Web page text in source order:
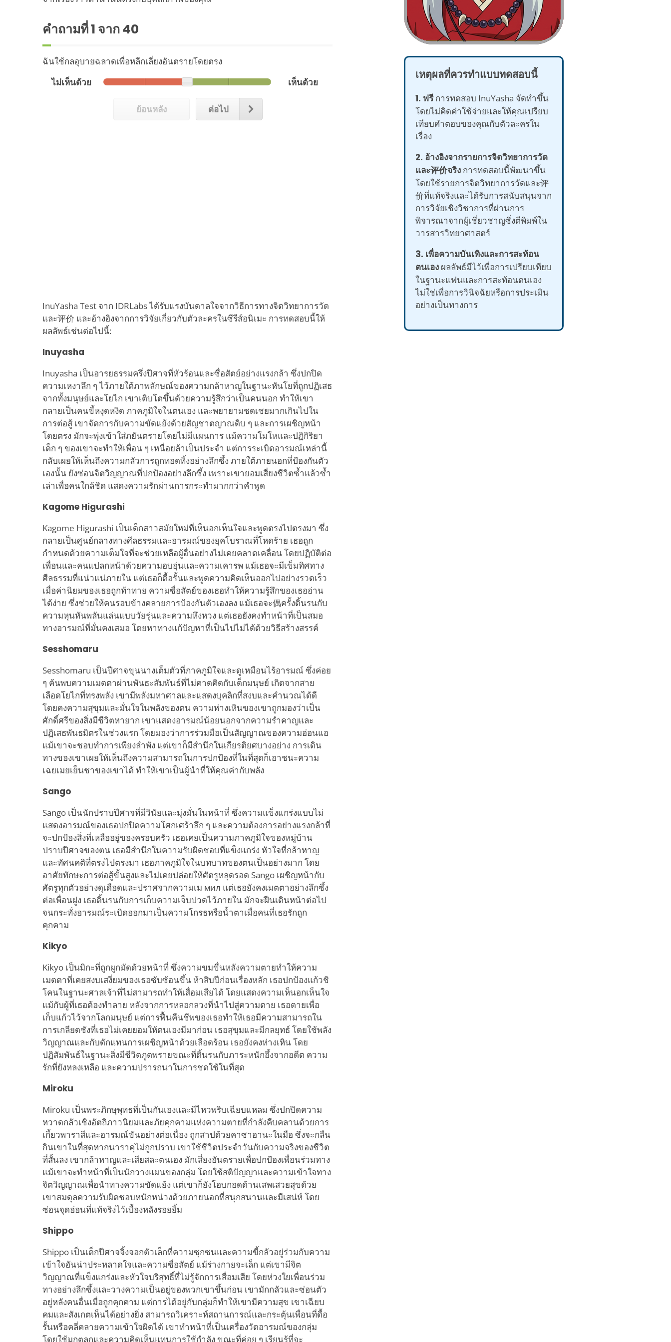
คำถามที่1 จาก 40
ฉันใช้กลอุบายฉลาดเพื่อหลีกเลี่ยงอันตรายโดยตรง
ไม่เห็นด้วย
เห็นด้วย
ย้อนหลัง ต่อไป
InuYasha Test จาก IDRLabs ได้รับแรงบันดาลใจจากวิธีการทางจิตวิทยาการวัด
และ评价 และอ้างอิงจากการวิจัยเกี่ยวกับตัวละครในซีรีส์อนิเมะ การทดสอบนี้ให้
ผลลัพธ์เช่นต่อไปนี้:
Inuyasha
Inuyasha เป็นอารยธรรมครึ่งปีศาจที่หัวร้อนและซื่อสัตย์อย่างแรงกล้า ซึ่งปกปิด
ความเหงาลึก ๆ ไว้ภายใต้ภาพลักษณ์ของความกล้าหาญในฐานะหันโยที่ถูกปฏิเสธ
จากทั้งมนุษย์และโยไก เขาเติบโตขึ้นด้วยความรู้สึกว่าเป็นคนนอก ทำให้เขา
กลายเป็นคนขี้หงุดหงิด ภาคภูมิใจในตนเอง และพยายามชดเชยมากเกินไปใน
การต่อสู้ เขาจัดการกับความขัดแย้งด้วยสัญชาตญาณดิบ ๆ และการเผชิญหน้า
โดยตรง มักจะพุ่งเข้าใส่ภยันตรายโดยไม่มีแผนการ แม้ความโมโหและปฏิกิริยา
เด็ก ๆ ของเขาจะทำให้เพื่อน ๆ เหนื่อยล้าเป็นประจำ แต่การระเบิดอารมณ์เหล่านี้
กลับเผยให้เห็นถึงความกลัวการถูกทอดทิ้งอย่างลึกซึ้ง ภายใต้ภายนอกที่ป้องกันตัว
เองนั้น ยังซ่อนจิตวิญญาณที่ปกป้องอย่างลึกซึ้ง เพราะเขายอมเสี่ยงชีวิตซ้ำแล้วซ้ำ
เล่าเพื่อคนใกล้ชิด แสดงความรักผ่านการกระทำมากกว่าคำพูด
Kagome Higurashi
Kagome Higurashi เป็นเด็กสาวสมัยใหม่ที่เห็นอกเห็นใจและพูดตรงไปตรงมา ซึ่ง
กลายเป็นศูนย์กลางทางศีลธรรมและอารมณ์ของยุคโบราณที่โหดร้าย เธอถูก
กำหนดด้วยความเต็มใจที่จะช่วยเหลือผู้อื่นอย่างไม่เคยคลาดเคลื่อน โดยปฏิบัติต่อ
เพื่อนและคนแปลกหน้าด้วยความอบอุ่นและความเคารพ แม้เธอจะมีเข็มทิศทาง
ศีลธรรมที่แน่วแน่ภายใน แต่เธอก็ดื้อรั้นและพูดความคิดเห็นออกไปอย่างรวดเร็ว
เมื่อค่านิยมของเธอถูกท้าทาย ความซื่อสัตย์ของเธอทำให้ความรู้สึกของเธออ่าน
ได้ง่าย ซึ่งช่วยให้คนรอบข้างคลายการป้องกันตัวเองลง แม้เธอจะ偶ครั้งดิ้นรนกับ
ความหุนหันพลันแล่นแบบวัยรุ่นและความหึงหวง แต่เธอยังคงทำหน้าที่เป็นสมอ
ทางอารมณ์ที่มั่นคงเสมอ โดยหาทางแก้ปัญหาที่เป็นไปไม่ได้ด้วยวิธีสร้างสรรค์
Sesshomaru
Sesshomaru เป็นปีศาจขุนนางเต็มตัวที่ภาคภูมิใจและดูเหมือนไร้อารมณ์ ซึ่งค่อย
ๆ ค้นพบความเมตตาผ่านพันธะสัมพันธ์ที่ไม่คาดคิดกับเด็กมนุษย์ เกิดจากสาย
เลือดโยไกที่ทรงพลัง เขามีพลังมหาศาลและแสดงบุคลิกที่สงบและคำนวณได้ดี
โดยคงความสุขุมและมั่นใจในพลังของตน ความห่างเหินของเขาถูกมองว่าเป็น
ศักดิ์ศรีของสิ่งมีชีวิตหายาก เขาแสดงอารมณ์น้อยนอกจากความรำคาญและ
ปฏิเสธพันธมิตรในช่วงแรก โดยมองว่าการร่วมมือเป็นสัญญาณของความอ่อนแอ
แม้เขาจะชอบทำการเพียงลำพัง แต่เขาก็มีสำนึกในเกียรติยศบางอย่าง การเดิน
ทางของเขาเผยให้เห็นถึงความสามารถในการปกป้องที่ในที่สุดก็เอาชนะความ
เฉยเมยเย็นชาของเขาได้ ทำให้เขาเป็นผู้นำที่ให้คุณค่ากับพลัง
Sango
Sango เป็นนักปราบปีศาจที่มีวินัยและมุ่งมั่นในหน้าที่ ซึ่งความแข็งแกร่งแบบไม่
แสดงอารมณ์ของเธอปกปิดความโศกเศร้าลึก ๆ และความต้องการอย่างแรงกล้าที่
จะปกป้องสิ่งที่เหลืออยู่ของครอบครัว เธอเคยเป็นความภาคภูมิใจของหมู่บ้าน
ปราบปีศาจของตน เธอมีสำนึกในความรับผิดชอบที่แข็งแกร่ง หัวใจที่กล้าหาญ
และทัศนคติที่ตรงไปตรงมา เธอภาคภูมิใจในบทบาทของตนเป็นอย่างมาก โดย
อาศัยทักษะการต่อสู้ขั้นสูงและไม่เคยปล่อยให้ศัตรูหลุดรอด Sango เผชิญหน้ากับ
ศัตรูทุกตัวอย่างดุเดือดและปราศจากความเม мил แต่เธอยังคงเมตตาอย่างลึกซึ้ง
ต่อเพื่อนฝูง เธอดิ้นรนกับการเก็บความเจ็บปวดไว้ภายใน มักจะฝืนเดินหน้าต่อไป
จนกระทั่งอารมณ์ระเบิดออกมาเป็นความโกรธหรือน้ำตาเมื่อคนที่เธอรักถูก
คุกคาม
Kikyo
Kikyo เป็นมิกะที่ถูกผูกมัดด้วยหน้าที่ ซึ่งความขมขื่นหลังความตายทำให้ความ
เมตตาที่เคยสงบเสงี่ยมของเธอซับซ้อนขึ้น ห้าสิบปีก่อนเรื่องหลัก เธอปกป้องแก้วชิ
โคนในฐานะศาลเจ้าที่ไม่สามารถทำให้เสื่อมเสียได้ โดยแสดงความเห็นอกเห็นใจ
แม้กับผู้ที่เธอต้องทำลาย หลังจากการหลอกลวงที่นำไปสู่ความตาย เธอตายเพื่อ
เก็บแก้วไว้จากโลกมนุษย์ แต่การฟื้นคืนชีพของเธอทำให้เธอมีความสามารถใน
การเกลียดชังที่เธอไม่เคยยอมให้ตนเองมีมาก่อน เธอสุขุมและมีกลยุทธ์ โดยใช้พลัง
วิญญาณและกับดักแทนการเผชิญหน้าด้วยเลือดร้อน เธอยังคงห่างเหิน โดย
ปฏิสัมพันธ์ในฐานะสิ่งมีชีวิตภูตพรายขณะที่ดิ้นรนกับภาระหนักอึ้งจากอดีต ความ
รักที่ยังหลงเหลือ และความปรารถนาในการชดใช้ในที่สุด
Miroku
Miroku เป็นพระภิกษุพุทธที่เป็นกันเองและมีไหวพริบเฉียบแหลม ซึ่งปกปิดความ
หวาดกลัวเชิงอัตถิภาวนิยมและภัยคุกคามแห่งความตายที่กำลังคืบคลานด้วยการ
เกี้ยวพาราสีและอารมณ์ขันอย่างต่อเนื่อง ถูกสาปด้วยคาซาอานะในมือ ซึ่งจะกลืน
กินเขาในที่สุดหากนาราคุไม่ถูกปราบ เขาใช้ชีวิตประจำวันกับความจริงของชีวิต
ที่สั้นลง เขากล้าหาญและเสียสละตนเอง มักเสี่ยงอันตรายเพื่อปกป้องเพื่อนร่วมทาง
แม้เขาจะทำหน้าที่เป็นนักวางแผนของกลุ่ม โดยใช้สติปัญญาและความเข้าใจทาง
จิตวิญญาณเพื่อนำทางความขัดแย้ง แต่เขาก็ยังโอบกอดด้านเสพเสวยสุขด้วย
เขาสมดุลความรับผิดชอบหนักหน่วงด้วยภายนอกที่สนุกสนานและมีเสน่ห์ โดย
ซ่อนจุดอ่อนที่แท้จริงไว้เบื้องหลังรอยยิ้ม
Shippo
Shippo เป็นเด็กปีศาจจิ้งจอกตัวเล็กที่ความซุกซนและความขี้กลัวอยู่ร่วมกับความ
เข้าใจอันน่าประหลาดใจและความซื่อสัตย์ แม้ร่างกายจะเล็ก แต่เขามีจิต
วิญญาณที่แข็งแกร่งและหัวใจบริสุทธิ์ที่ไม่รู้จักการเสื่อมเสีย โดยห่วงใยเพื่อนร่วม
ทางอย่างลึกซึ้งและวางความเป็นอยู่ของพวกเขาขึ้นก่อน เขามักกลัวและซ่อนตัว
อยู่หลังคนอื่นเมื่อถูกคุกคาม แต่การได้อยู่กับกลุ่มก็ทำให้เขามีความสุข เขาเฉียบ
คมและสังเกตเห็นได้อย่างยิ่ง สามารถวิเคราะห์สถานการณ์และกระตุ้นเพื่อนที่ดื้อ
รั้นหรือคลี่คลายความเข้าใจผิดได้ เขาทำหน้าที่เป็นเครื่องวัดอารมณ์ของกลุ่ม
โดยใช้มุกตลกและความคิดเห็นแทนการใช้กำลัง ขณะที่ค่อย ๆ เรียนรู้ที่จะ
เหตุผลที่ควรทำแบบทดสอบนี้
1. ฟรีการทดสอบ InuYasha จัดทำขึ้น
โดยไม่คิดค่าใช้จ่ายและให้คุณเปรียบ
เทียบคำตอบของคุณกับตัวละครใน
เรื่อง
2. อ้างอิงจากรายการจิตวิทยาการวัด
และ评价จริงการทดสอบนี้พัฒนาขึ้น
โดยใช้รายการจิตวิทยาการวัดและ评
价ที่แท้จริงและได้รับการสนับสนุนจาก
การวิจัยเชิงวิชาการที่ผ่านการ
พิจารณาจากผู้เชี่ยวชาญซึ่งตีพิมพ์ใน
วารสารวิทยาศาสตร์
3. เพื่อความบันเทิงและการสะท้อน
ตนเองผลลัพธ์มีไว้เพื่อการเปรียบเทียบ
ในฐานะแฟนและการสะท้อนตนเอง
ไม่ใช่เพื่อการวินิจฉัยหรือการประเมิน
อย่างเป็นทางการ